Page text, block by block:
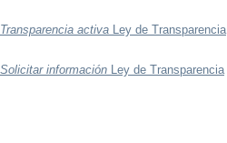
Transparencia activa Ley de Transparencia
Solicitar información Ley de Transparencia